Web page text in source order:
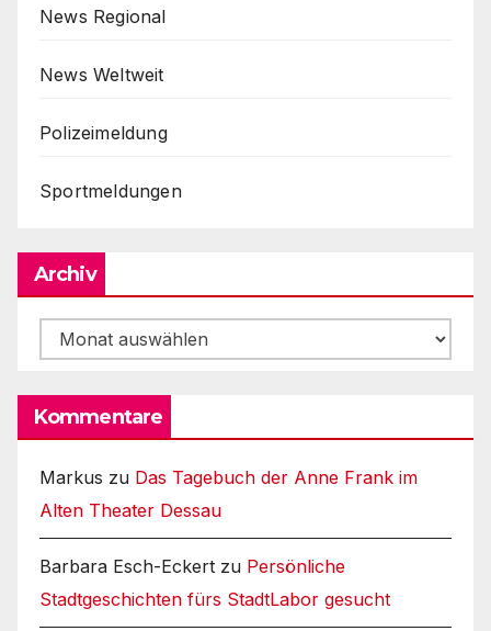
News Regional
News Weltweit
Polizeimeldung
Sportmeldungen
Archiv
Archiv
Kommentare
Markus zu Das Tagebuch der Anne Frank im
Alten Theater Dessau
Barbara Esch-Eckert zu Persönliche
Stadtgeschichten fürs StadtLabor gesucht